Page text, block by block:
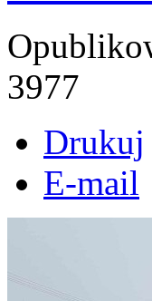
3977
Drukuj
E-mail